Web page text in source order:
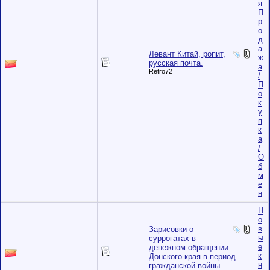
Левант Китай, ропит,
русская почта.
Retro72
я
П
р
о
д
а
ж
а
/
П
о
к
у
п
к
а
/
О
б
м
е
н
Зарисовки о
суррогатах в
денежном обращении
Донского края в период
гражданской войны
Н
о
в
ы
е
к
н